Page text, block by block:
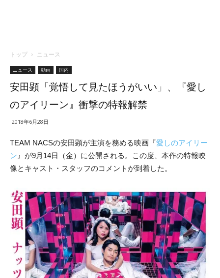
トップ ニュース
ニュース 動画 国内
安田顕「覚悟して見たほうがいい」、『愛し
のアイリーン』衝撃の特報解禁
2018年6月28日
TEAM NACSの安田顕が主演を務める映画『愛しのアイリー
ン 』が9月14日（金）に公開される。この度、本作の特報映
像とキャスト・スタッフのコメントが到着した。